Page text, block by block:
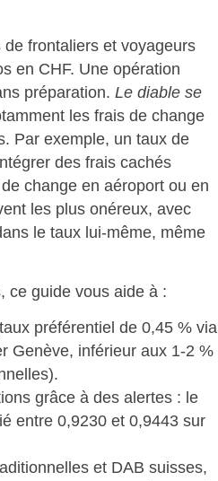
frontaliers et voyageurs
en CHF. Une opération
préparation. Le diable se
les frais de change
Par exemple, un taux de
des frais cachés
change en aéroport ou en
les plus onéreux, avec
le taux lui-même, même
ce guide vous aide à :
préférentiel de 0,45 % via
Genève, inférieur aux 1-2 %
grâce à des alertes : le
entre 0,9230 et 0,9443 sur
et DAB suisses,